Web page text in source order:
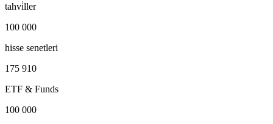
tahvi̇ller
100 000
hisse senetleri
175 910
ETF & Funds
100 000